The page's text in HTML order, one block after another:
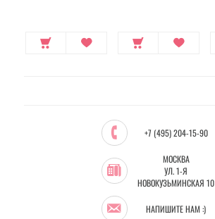
+7 (495) 204-15-90
МОСКВА
УЛ. 1-Я
НОВОКУЗЬМИНСКАЯ 10
НАПИШИТЕ НАМ :)